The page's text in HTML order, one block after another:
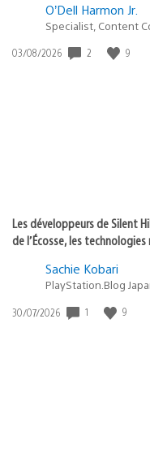
O’Dell Harmon Jr.
Specialist, Content
Date
03/08/2026 2 9
Les développeurs de Silent
de l’Écosse, les
Sachie Kobari
PlayStation.Blog
Date
30/07/2026 1 9